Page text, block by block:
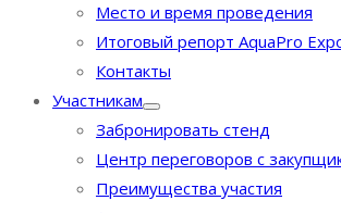
Место и время проведения
Итоговый репорт AquaPro
Контакты
Участникам
Забронировать стенд
Центр переговоров с
Преимущества участия